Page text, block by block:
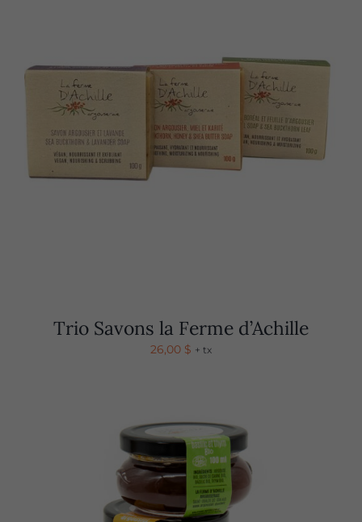
Trio Savons la Ferme d’Achille
26,00 $ + tx